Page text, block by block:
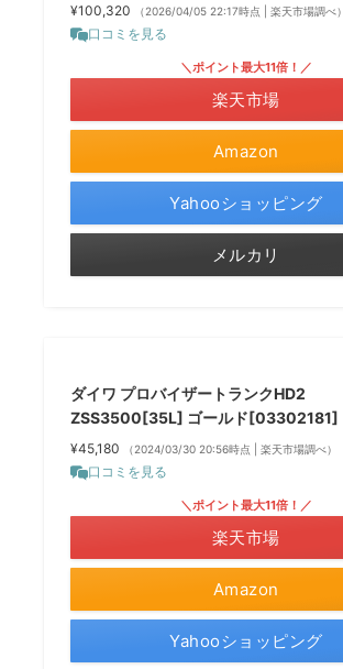
¥100,320 （2026/04/05 22:17時点 | 楽天市場調べ）
口コミを見る
Amazon
＼ポイント最大11倍！／
楽天市場
Yahooショッピング
メルカリ
ダイワ プロバイザートランクHD2
ZSS3500[35L] ゴールド[03302181]
¥45,180 （2024/03/30 20:56時点 | 楽天市場調べ）
口コミを見る
Amazon
＼ポイント最大11倍！／
楽天市場
Yahooショッピング